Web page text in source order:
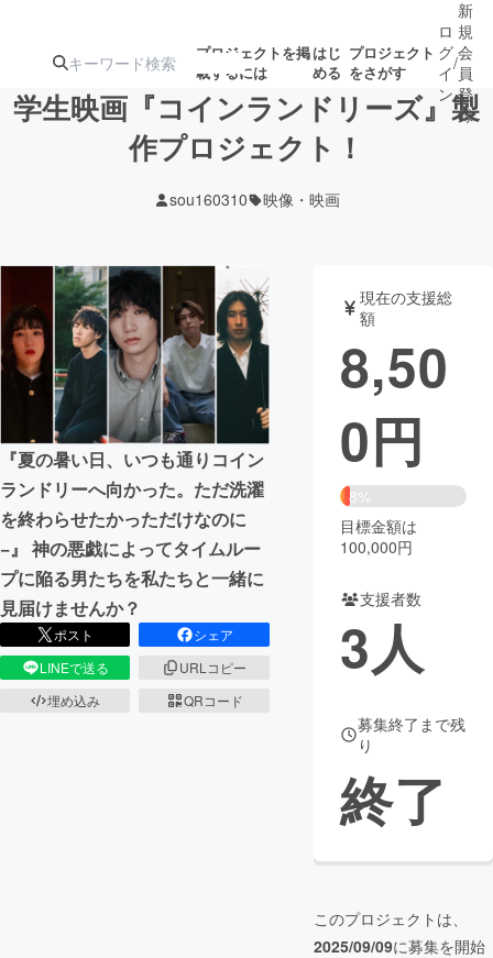
プロジェクトを掲
載するには
はじ
める
プロジェクト
をさがす
ジェクト
募集終了が近いプ
ロジェクト
アート・写真 音楽
テクノロジー・ガジェット ゲーム・サ
映像・映画 書籍・雑誌
ビジネス・起業 チャレンジ
まちづくり・地域活性化
CAMPFIRE for Social Good
CAMPFIRE Creation
CAMPFIREふるさと納税
コミュニティ
ロ
グ
イ
ン
/
新
規
会
員
登
録
学生映画『コインランドリーズ』製
作プロジェクト！
sou160310 映像・映画
『夏の暑い日、いつも通りコイン
ランドリーへ向かった。ただ洗濯
を終わらせたかっただけなのに
−』 神の悪戯によってタイムルー
プに陥る男たちを私たちと一緒に
見届けませんか？
ポスト
シェア
LINEで送る
URLコピー
埋め込み
QRコード
現在の支援総
額
8,50
0円
8%
目標金額は
100,000円
支援者数
3人
募集終了まで残
り
終了
このプロジェクトは、
2025/09/09に募集を開始